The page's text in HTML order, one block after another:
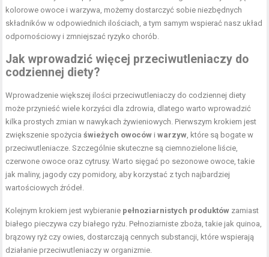
kolorowe owoce i warzywa, możemy dostarczyć sobie niezbędnych
składników w odpowiednich ilościach, a tym samym wspierać nasz układ
odpornościowy i zmniejszać ryzyko chorób.
Jak wprowadzić więcej przeciwutleniaczy do
codziennej diety?
Wprowadzenie większej ilości przeciwutleniaczy do codziennej diety
może przynieść wiele korzyści dla zdrowia, dlatego warto wprowadzić
kilka prostych zmian w nawykach żywieniowych. Pierwszym krokiem jest
zwiększenie spożyciaświeżych owoców iwarzyw, które są bogate w
przeciwutleniacze. Szczególnie skuteczne są ciemnozielone liście,
czerwone owoce oraz cytrusy. Warto sięgać po sezonowe owoce, takie
jak maliny, jagody czy pomidory, aby korzystać z tych najbardziej
wartościowych źródeł.
Kolejnym krokiem jest wybieranie pełnoziarnistych produktów zamiast
białego pieczywa czy białego ryżu. Pełnoziarniste zboża, takie jak quinoa,
brązowy ryż czy owies, dostarczają cennych substancji, które wspierają
działanie przeciwutleniaczy w organizmie.